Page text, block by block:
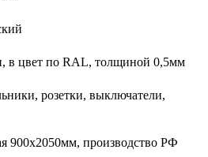
в цвет по RAL, толщиной 0,5мм
розетки, выключатели,
900х2050мм, производство РФ